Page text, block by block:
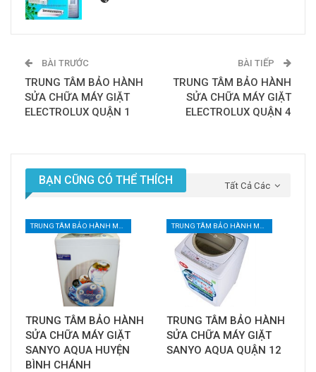
BÀI TRƯỚC
TRUNG TÂM BẢO HÀNH
SỬA CHỮA MÁY GIẶT
ELECTROLUX QUẬN 1
BÀI TIẾP
TRUNG TÂM BẢO HÀNH
SỬA CHỮA MÁY GIẶT
ELECTROLUX QUẬN 4
Tất Cả Các
BẠN CŨNG CÓ THỂ THÍCH
TRUNG TÂM BẢO HÀNH MÁY GIẶT TẠI TPHCM
TRUNG TÂM BẢO HÀNH
SỬA CHỮA MÁY GIẶT
SANYO AQUA HUYỆN
BÌNH CHÁNH
TRUNG TÂM BẢO HÀNH MÁY GIẶT TẠI TPHCM
TRUNG TÂM BẢO HÀNH
SỬA CHỮA MÁY GIẶT
SANYO AQUA QUẬN 12